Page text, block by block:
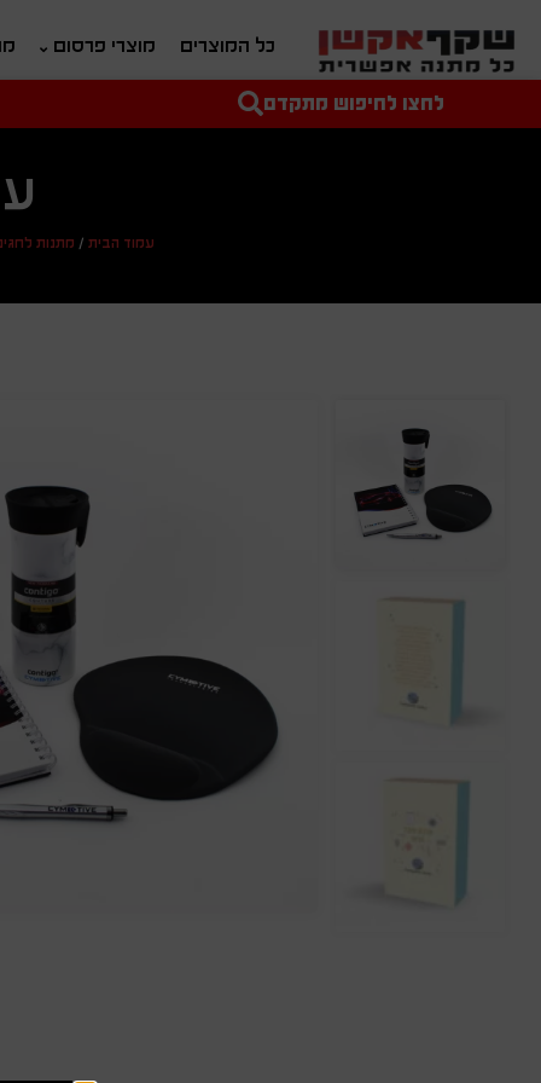
כל המוצרים מוצרי פרסום
טקסט חופשי לחיפוש מחיר מיני'לחצו לחיפוש מתקדם
עמוד הבית / מתנות